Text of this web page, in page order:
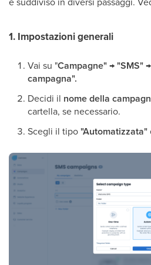
1. Impostazioni generali
Vai su "Campagne" → "SMS"→
campagna".
Decidi il nome della
cartella, se necessario.
Scegli il tipo"Automatizzata"